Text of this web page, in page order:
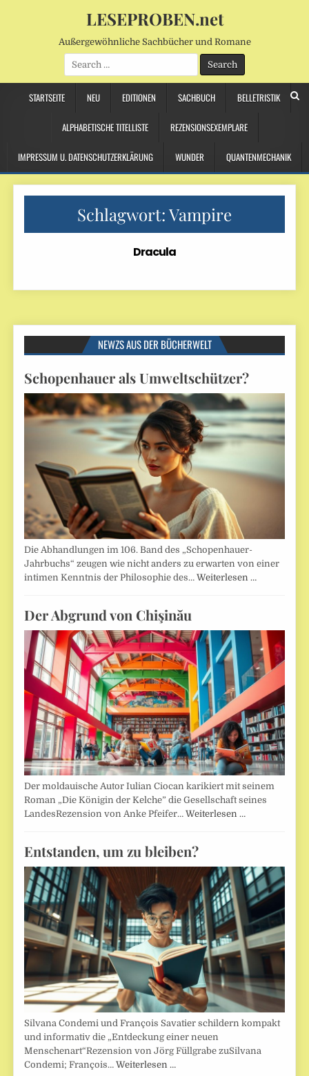
LESEPROBEN.net
Außergewöhnliche Sachbücher und Romane
Search
for:
STARTSEITE NEU EDITIONEN SACHBUCH BELLETRISTIK
ALPHABETISCHE TITELLISTE REZENSIONSEXEMPLARE
IMPRESSUM U. DATENSCHUTZERKLÄRUNG WUNDER QUANTENMECHANIK
Schlagwort:Vampire
Dracula
NEWZS AUS DER BÜCHERWELT
Schopenhauer als Umweltschützer?
Die Abhandlungen im 106. Band des „Schopenhauer-
Jahrbuchs“ zeugen wie nicht anders zu erwarten von einer
intimen Kenntnis der Philosophie des…Weiterlesen …
Der Abgrund von Chişinău
Der moldauische Autor Iulian Ciocan karikiert mit seinem
Roman „Die Königin der Kelche” die Gesellschaft seines
LandesRezension von Anke Pfeifer…Weiterlesen …
Entstanden, um zu bleiben?
Silvana Condemi und François Savatier schildern kompakt
und informativ die „Entdeckung einer neuen
Menschenart“Rezension von Jörg Füllgrabe zuSilvana
Condemi; François…Weiterlesen …